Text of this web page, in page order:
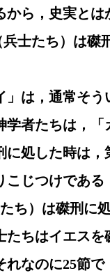
から，史実と
兵士たち）は
は，通常そう
学者たちは，
に処した時は
こじつけであ
ち）は磔刑に
ちはイエスを
れなのに25節